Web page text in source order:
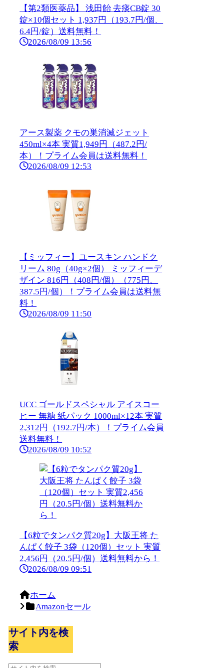
【第2類医薬品】 浅田飴 去痰CB錠 30
錠×10個セット 1,937円（193.7円/個、
6.4円/錠）送料無料！
2026/08/09 13:56
アース製薬 クモの巣消滅ジェット
450ml×4本 実質1,949円（487.2円/
本）！プライム会員は送料無料！
2026/08/09 12:53
【ミッフィー】ユースキン ハンドク
リーム 80g（40g×2個） ミッフィーデ
ザイン 816円（408円/個）（775円、
387.5円/個）！プライム会員は送料無
料！
2026/08/09 11:50
UCC ゴールドスペシャル アイスコー
ヒー 無糖 紙パック 1000ml×12本 実質
2,312円（192.7円/本）！プライム会員
送料無料！
2026/08/09 10:52
【6粒でタンパク質20g】大阪王将 た
んぱく餃子 3袋（120個）セット 実質
2,456円（20.5円/個）送料無料から！
2026/08/09 09:51
ホーム
Amazonセール
サイト内を検
索